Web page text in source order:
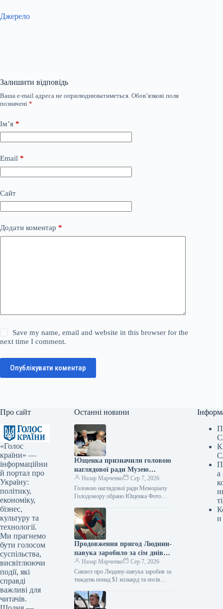
Джерело
Залишити відповідь
Ваша e-mail адреса не оприлюднюватиметься. Обов’язкові поля
позначені *
Ім’я *
Email *
Сайт
Додати коментар *
Save my name, email and website in this browser for the
next time I comment.
Опублікувати коментар
Про сайт
«Голос
країни» —
інформаційни
й портал про
Україну:
політику,
економіку,
бізнес,
культуру та
технології.
Ми прагнемо
бути голосом
суспільства,
висвітлюючи
події, які
справді
важливі для
читачів.
Останні новини
Ющенка призначили головою
наглядової ради Музею
Голодомору
Назар Марченко
Сер 7, 2026
Головою наглядової ради Меморіалу
Голодомору обрано Ющенка Фото
Наглядова рада Національного
меморіалу Голодомору-геноциду на
своєму першому пленарному…
Продовження пригод Людини-
павука заробило за сім днів
понад 1 мільярд доларів і
зайняло перше місце за
касовими зборами цього року
Назар Марченко
Сер 7, 2026
Сиквел про Людину-павука заробив за
тиждень понад $1 мільярд та посів
стрічок року 06.08.2026 10:28
Укрінформ…
а
ті
и